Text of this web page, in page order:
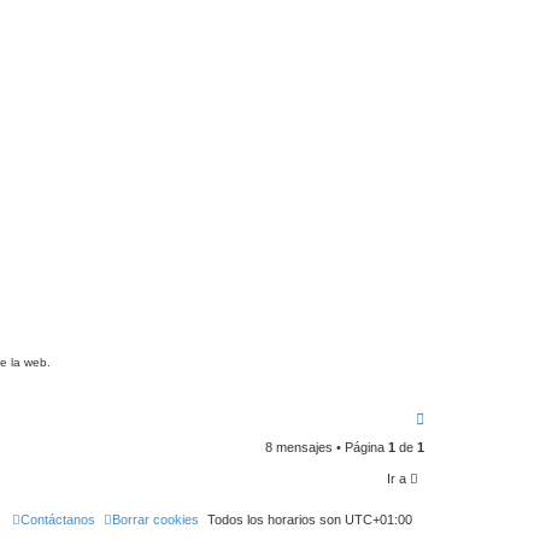
la web.
r
8 mensajes • Página 1 de 1
Ir a
Todos los horarios son UTC+01:00
Borrar cookies
Contáctanos